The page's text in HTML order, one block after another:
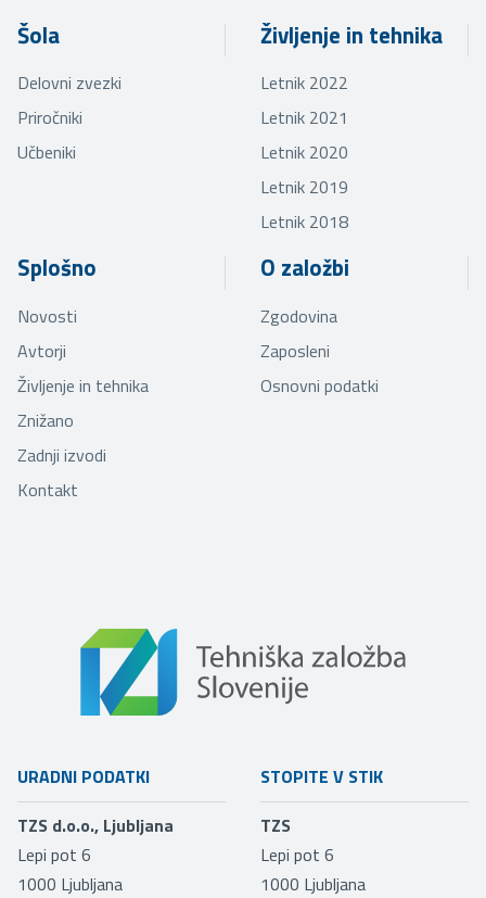
Šola
Delovni zvezki
Priročniki
Učbeniki
Življenje in tehnika
Letnik 2022
Letnik 2021
Letnik 2020
Letnik 2019
Letnik 2018
Splošno
Novosti
Avtorji
Življenje in tehnika
Znižano
Zadnji izvodi
Kontakt
O založbi
Zgodovina
Zaposleni
Osnovni podatki
URADNI PODATKI
TZS d.o.o., Ljubljana
Lepi pot 6
1000 Ljubljana
STOPITE V STIK
TZS
Lepi pot 6
1000 Ljubljana